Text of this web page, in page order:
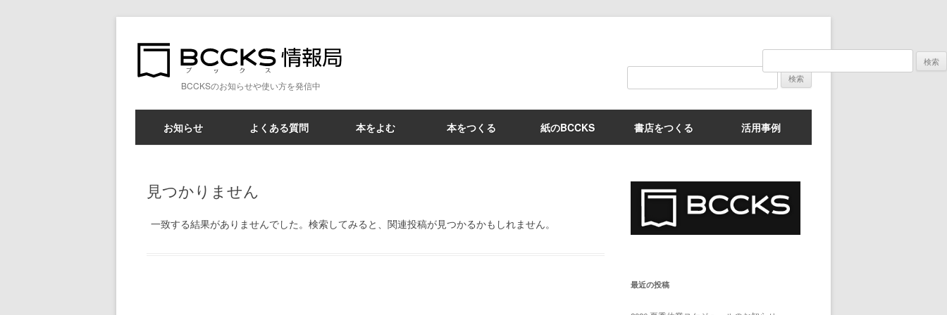
BCCKSのお知らせや使い方を発信中
検
お知らせ よくある質問 本をよむ 本をつくる 紙のBCCKS 書店をつくる 活用事例
見つかりません
一致する結果がありませんでした。検索してみると、関連投稿が見つかるかもしれません。
索:
最近の投稿